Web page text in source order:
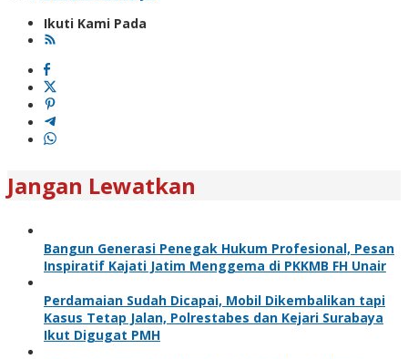
Ikuti Kami Pada
Jangan Lewatkan
Bangun Generasi Penegak Hukum Profesional, Pesan
Inspiratif Kajati Jatim Menggema di PKKMB FH Unair
Perdamaian Sudah Dicapai, Mobil Dikembalikan tapi
Kasus Tetap Jalan, Polrestabes dan Kejari Surabaya
Ikut Digugat PMH